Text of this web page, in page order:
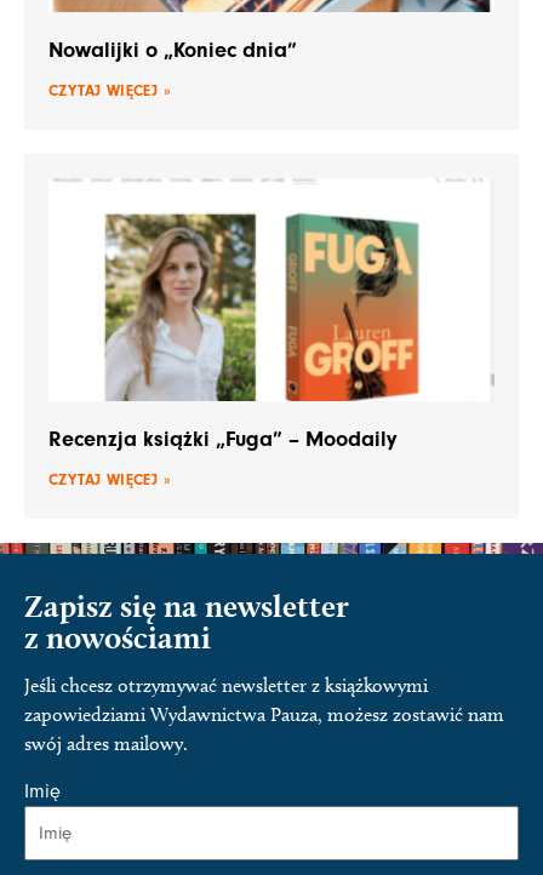
Nowalijki o „Koniec dnia”
CZYTAJ WIĘCEJ »
Recenzja książki „Fuga” – Moodaily
CZYTAJ WIĘCEJ »
Zapisz się na newsletter
z nowościami
Jeśli chcesz otrzymywać newsletter z książkowymi
zapowiedziami Wydawnictwa Pauza, możesz zostawić nam
swój adres mailowy.
Imię